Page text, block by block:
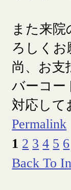
また来
ろしくお
尚、お支
バーコー
対応して
Permalink
1 2 3 4 5 6
Back To